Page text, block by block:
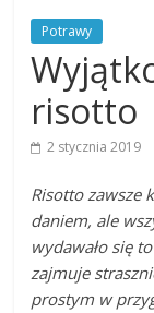
Potrawy
risotto
2 stycznia 2019
Risotto zawsze
daniem, ale
wydawało się
zajmuje
prostym w